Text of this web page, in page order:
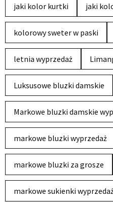
jaki kolor kurtki jaki
kolorowy sweter w paski
letnia wyprzedaż
Luksusowe bluzki damskie
Markowe bluzki damskie
markowe bluzki wyprzedaż
markowe bluzki za grosze
markowe sukienki